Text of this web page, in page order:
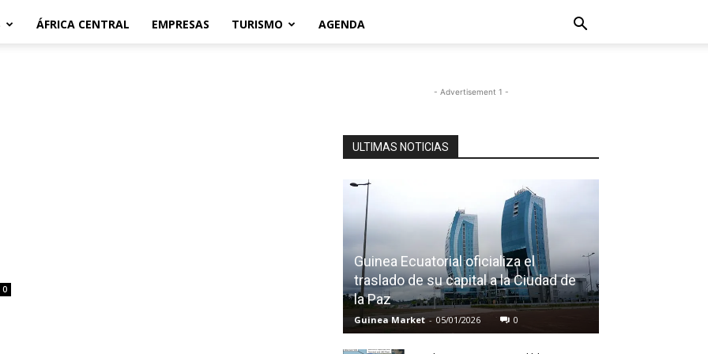
ÁFRICA CENTRAL EMPRESAS TURISMO AGENDA
0
- Advertisement 1 -
ULTIMAS NOTICIAS
Guinea Ecuatorial oficializa el
traslado de su capital a la Ciudad de
la Paz
Guinea Market - 05/01/2026 0